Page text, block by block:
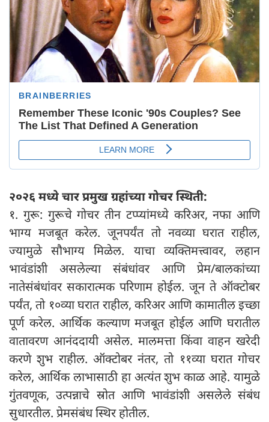
२०२६ मध्ये चार प्रमुख ग्रहांच्या गोचर स्थिती:
१. गुरू: गुरूचे गोचर तीन टप्प्यांमध्ये करिअर, नफा आणि
भाग्य मजबूत करेल. जूनपर्यंत तो नवव्या घरात राहील,
ज्यामुळे सौभाग्य मिळेल. याचा व्यक्तिमत्त्वावर, लहान
भावंडांशी असलेल्या संबंधांवर आणि प्रेम/बालकांच्या
नातेसंबंधांवर सकारात्मक परिणाम होईल. जून ते ऑक्टोबर
पर्यंत, तो १०व्या घरात राहील, करिअर आणि कामातील इच्छा
पूर्ण करेल. आर्थिक कल्याण मजबूत होईल आणि घरातील
वातावरण आनंददायी असेल. मालमत्ता किंवा वाहन खरेदी
करणे शुभ राहील. ऑक्टोबर नंतर, तो ११व्या घरात गोचर
करेल, आर्थिक लाभासाठी हा अत्यंत शुभ काळ आहे. यामुळे
गुंतवणूक, उत्पन्नाचे स्रोत आणि भावंडांशी असलेले संबंध
सुधारतील. प्रेमसंबंध स्थिर होतील.